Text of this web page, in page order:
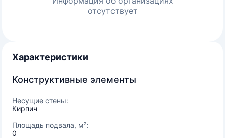
отсутствует
Характеристики
Конструктивные элементы
Несущие стены:
Кирпич
Площадь подвала, м²:
0